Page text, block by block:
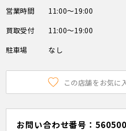
営業時間
11:00～19:00
買取受付
11:00～19:00
駐車場
なし
この店舗をお気に
お問い合わせ番号：